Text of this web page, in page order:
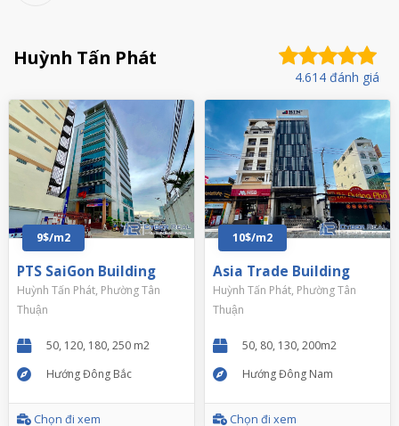
Huỳnh Tấn Phát
4.614 đánh giá
9$/m2
PTS SaiGon Building
Huỳnh Tấn Phát, Phường Tân
Thuận
50, 120, 180, 250 m2
Hướng Đông Bắc
Chọn đi xem
10$/m2
Asia Trade Building
Huỳnh Tấn Phát, Phường Tân
Thuận
50, 80, 130, 200m2
Hướng Đông Nam
Chọn đi xem